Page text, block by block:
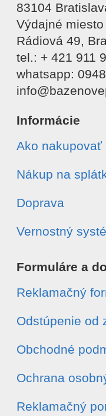
83104
Výdajné miesto
Rádiová 49,
tel.: + 421 911
whatsapp:
Informácie
Ako nakupovať
Nákup na
Doprava
Vernostný
Formuláre a
Reklamačný
Odstúpenie od
Obchodné
Ochrana
Reklamačný